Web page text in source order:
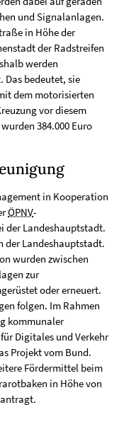
und Signalanlagen.
in Höhe der
der Radstreifen
werden
Das bedeutet, sie
dem motorisierten
vor diesem
384.000 Euro
in Kooperation
ÖPNV-
der Landeshauptstadt.
der Landeshauptstadt.
wurden zwischen
zur
oder erneuert.
folgen. Im Rahmen
kommunaler
Digitales und Verkehr
Projekt vom Bund.
Fördermittel beim
in Höhe von